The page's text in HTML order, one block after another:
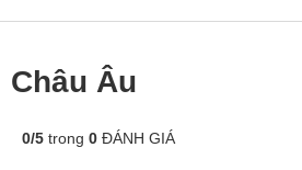
Châu Âu
0/5 trong 0 ĐÁNH GIÁ